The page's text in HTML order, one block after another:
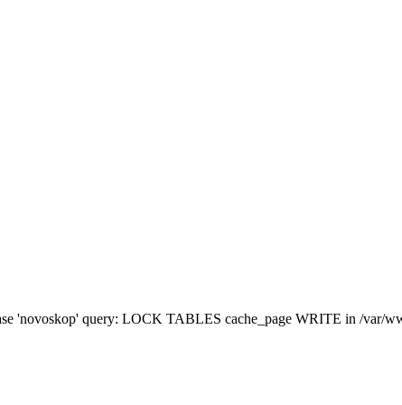
'novoskop' query: LOCK TABLES cache_page WRITE in /var/